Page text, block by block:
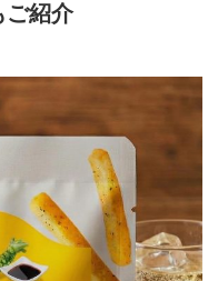
ご紹介